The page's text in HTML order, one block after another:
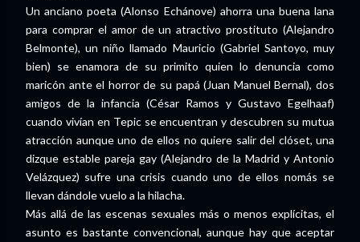
Un anciano poeta (Alonso Echánove) ahorra una buena lana
para comprar el amor de un atractivo prostituto (Alejandro
Belmonte), un niño llamado Mauricio (Gabriel Santoyo, muy
bien) se enamora de su primito quien lo denuncia como
maricón ante el horror de su papá (Juan Manuel Bernal), dos
amigos de la infancia (César Ramos y Gustavo Egelhaaf)
cuando vivían en Tepic se encuentran y descubren su mutua
atracción aunque uno de ellos no quiere salir del clóset, una
dizque estable pareja gay (Alejandro de la Madrid y Antonio
Velázquez) sufre una crisis cuando uno de ellos nomás se
llevan dándole vuelo a la hilacha.
Más allá de las escenas sexuales más o menos explícitas, el
asunto es bastante convencional, aunque hay que aceptar